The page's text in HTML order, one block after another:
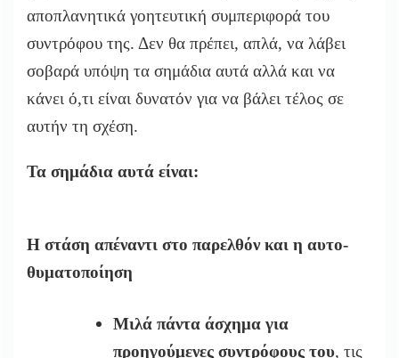
αποπλανητικά γοητευτική συμπεριφορά του
συντρόφου της. Δεν θα πρέπει, απλά, να λάβει
σοβαρά υπόψη τα σημάδια αυτά αλλά και να
κάνει ό,τι είναι δυνατόν για να βάλει τέλος σε
αυτήν τη σχέση.
Τα σημάδια αυτά είναι:
Η στάση απέναντι στο παρελθόν και η αυτο-
θυματοποίηση
Μιλά πάντα άσχημα για
προηγούμενες συντρόφους του, τις